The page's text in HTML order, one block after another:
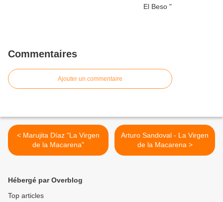
Commentaires
Ajouter un commentaire
< Marujita Díaz "La Virgen
de la Macarena"
Arturo Sandoval - La Virgen
de la Macarena >
Hébergé par Overblog
Top articles